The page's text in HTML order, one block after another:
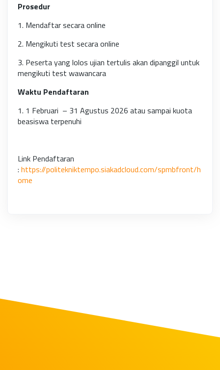
Prosedur
1. Mendaftar secara online
2. Mengikuti test secara online
3. Peserta yang lolos ujian tertulis akan dipanggil untuk
mengikuti test wawancara
Waktu Pendaftaran
1. 1 Februari – 31 Agustus 2026 atau sampai kuota
beasiswa terpenuhi
Link Pendaftaran
: https://politekniktempo.siakadcloud.com/spmbfront/h
ome